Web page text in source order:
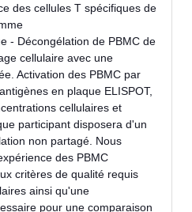
des cellules T spécifiques de
- Décongélation de PBMC de
cellulaire avec une
Activation des PBMC par
en plaque ELISPOT,
cellulaires et
participant disposera d'un
non partagé. Nous
des PBMC
critères de qualité requis
ainsi qu'une
pour une comparaison